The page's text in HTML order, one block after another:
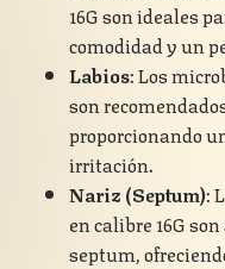
16G son ideales
comodidad y un
Labios: Los
son
proporcionando
irritación.
Nariz (Septum):
en calibre 16G
septum,